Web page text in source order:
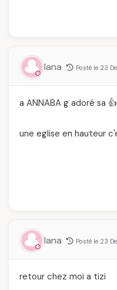
lana Posté le 23
a ANNABA g adoré sa 👍
une eglise en hauteur
lana Posté le 23
retour chez moi a tizi